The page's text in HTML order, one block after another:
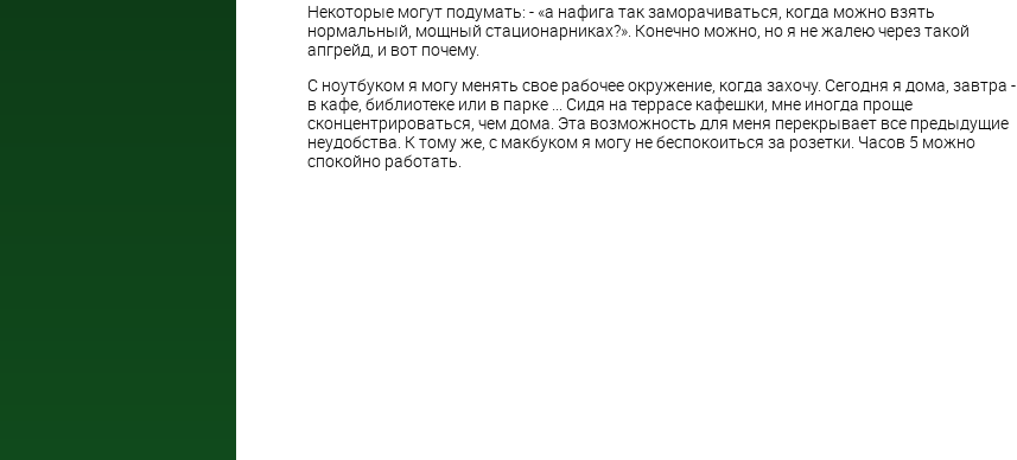
Некоторые могут подумать: - «а нафига так заморачиваться, когда можно взять
нормальный, мощный стационарниках?». Конечно можно, но я не жалею через такой
апгрейд, и вот почему.
С ноутбуком я могу менять свое рабочее окружение, когда захочу. Сегодня я дома, завтра -
в кафе, библиотеке или в парке ... Сидя на террасе кафешки, мне иногда проще
сконцентрироваться, чем дома. Эта возможность для меня перекрывает все предыдущие
неудобства. К тому же, с макбуком я могу не беспокоиться за розетки. Часов 5 можно
спокойно работать.